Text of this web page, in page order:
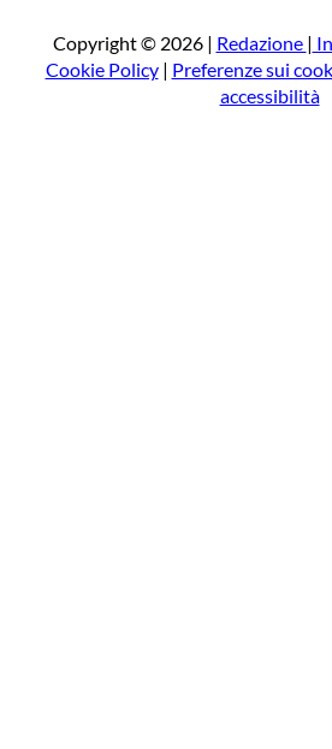
a
Copyright © 2026 | Redazione |
Cookie Policy| Preferenze sui
accessibilità